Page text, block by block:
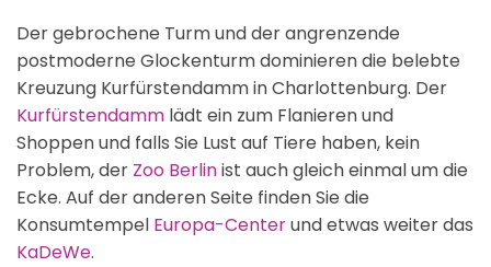
Der gebrochene Turm und der angrenzende
postmoderne Glockenturm dominieren die belebte
Kreuzung Kurfürstendamm in Charlottenburg. Der
Kurfürstendamm lädt ein zum Flanieren und
Shoppen und falls Sie Lust auf Tiere haben, kein
Problem, der Zoo Berlinist auch gleich einmal um die
Ecke. Auf der anderen Seite finden Sie die
Konsumtempel Europa-Centerund etwas weiter das
KaDeWe.